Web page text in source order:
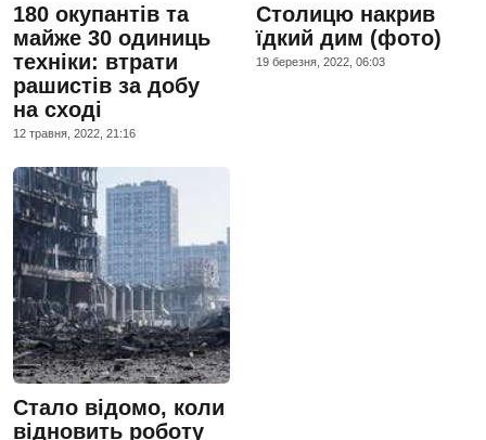
180 окупантів та
майже 30 одиниць
техніки: втрати
рашистів за добу
на сході
12 травня, 2022, 21:16
Столицю накрив
їдкий дим (фото)
19 березня, 2022, 06:03
Стало відомо, коли
відновить роботу